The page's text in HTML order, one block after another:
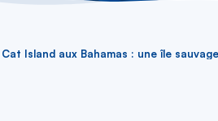
Cat Island aux Bahamas : une île